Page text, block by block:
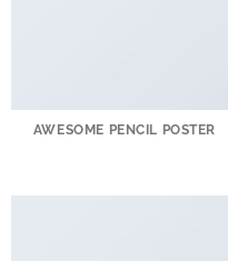
AWESOME PENCIL POSTER